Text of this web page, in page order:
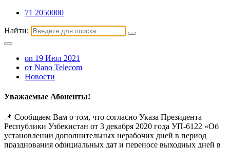
71 2050000
Найти:
on 19 Июл 2021
от Nano Telecom
Новости
Уважаемые Абоненты!
📌 Сообщаем Вам о том, что согласно Указа Президента
Республики Узбекистан от 3 декабря 2020 года УП-6122 «Об
установлении дополнительных нерабочих дней в период
празднования официальных дат и переносе выходных дней в